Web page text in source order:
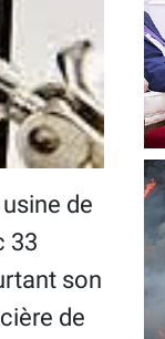
de
33
son
de